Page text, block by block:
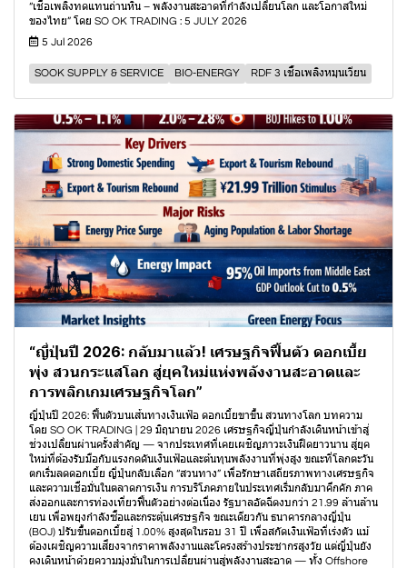
“เชื้อเพลิงทดแทนถ่านหิน – พลังงานสะอาดที่กำลังเปลี่ยนโลก และโอกาสใหม่
ของไทย” โดย SO OK TRADING : 5 JULY 2026
5 Jul 2026
SOOK SUPPLY & SERVICE BIO-ENERGY RDF 3 เชื้อเพลิงหมุนเวียน
“ญี่ปุ่นปี 2026: กลับมาแล้ว! เศรษฐกิจฟื้นตัว ดอกเบี้ย
พุ่ง สวนกระแสโลก สู่ยุคใหม่แห่งพลังงานสะอาดและ
การพลิกเกมเศรษฐกิจโลก”
ญี่ปุ่นปี 2026: ฟื้นตัวบนเส้นทางเงินเฟ้อ ดอกเบี้ยขาขึ้น สวนทางโลก บทความ
โดย SO OK TRADING | 29 มิถุนายน 2026 เศรษฐกิจญี่ปุ่นกำลังเดินหน้าเข้าสู่
ช่วงเปลี่ยนผ่านครั้งสำคัญ — จากประเทศที่เคยเผชิญภาวะเงินฝืดยาวนาน สู่ยุค
ใหม่ที่ต้องรับมือกับแรงกดดันเงินเฟ้อและต้นทุนพลังงานที่พุ่งสูง ขณะที่โลกตะวัน
ตกเริ่มลดดอกเบี้ย ญี่ปุ่นกลับเลือก “สวนทาง” เพื่อรักษาเสถียรภาพทางเศรษฐกิจ
และความเชื่อมั่นในตลาดการเงิน การบริโภคภายในประเทศเริ่มกลับมาคึกคัก ภาค
ส่งออกและการท่องเที่ยวฟื้นตัวอย่างต่อเนื่อง รัฐบาลอัดฉีดงบกว่า 21.99 ล้านล้าน
เยน เพื่อพยุงกำลังซื้อและกระตุ้นเศรษฐกิจ ขณะเดียวกัน ธนาคารกลางญี่ปุ่น
(BOJ) ปรับขึ้นดอกเบี้ยสู่ 1.00% สูงสุดในรอบ 31 ปี เพื่อสกัดเงินเฟ้อที่เร่งตัว แม้
ต้องเผชิญความเสี่ยงจากราคาพลังงานและโครงสร้างประชากรสูงวัย แต่ญี่ปุ่นยัง
คงเดินหน้าด้วยความมุ่งมั่นในการเปลี่ยนผ่านสู่พลังงานสะอาด — ทั้ง Offshore